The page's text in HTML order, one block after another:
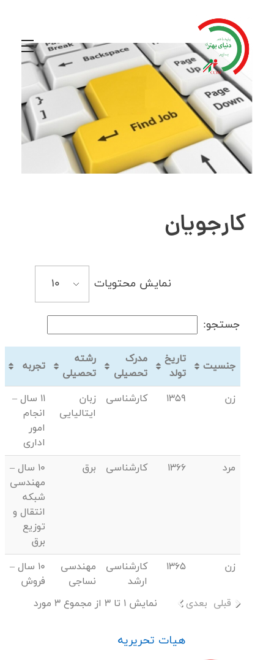
کارجویان
نمایش محتویات
جستجو:
جنسیت
تاریخ
تولد
مدرک
تحصیلی
رشته
تحصیلی
تجربه
زن 1359 کارشناسی
زبان
ایتالیایی
11 سال –
انجام
امور
اداری
مرد
1366 کارشناسی برق
10 سال –
مهندسی
شبکه
انتقال و
توزیع
برق
زن
1365
کارشناسی
ارشد
مهندسی
نساجی
10 سال –
فروش
نمایش 1 تا 3 از مجموع 3 مورد
قبلی بعدی
هیات تحریریه